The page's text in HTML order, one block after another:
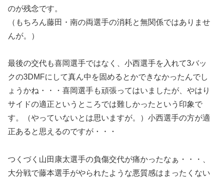
のが残念です。
（もちろん藤田・南の両選手の消耗と無関係ではありませ
んが。）
最後の交代も喜岡選手ではなく、小西選手を入れて3バッ
クの3DMFにして真ん中を固めるとかできなかったんでし
ょうかね・・・喜岡選手も頑張ってはいましたが、やはり
サイドの適正というところでは難しかったという印象で
す。（やっていないとは思いますが。）小西選手の方が適
正あると思えるのですが・・・
つくづく山田康太選手の負傷交代が痛かったなぁ・・・、
大分戦で藤本選手がやられたような悪質感はまったくない